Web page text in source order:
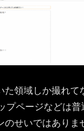
た領域しか撮れて
プページなどは普
のせいではありま